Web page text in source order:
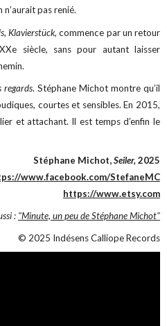
pas renié.
, Klavierstück, commence par un retour
siècle, sans pour autant laisser
regards. Stéphane Michot montre qu’il
courtes et sensibles. En 2015,
et attachant. Il est temps d’enfin le
Stéphane Michot,Seiler, 2025
www.facebook.com/StefaneMC
https://www.etsy.com
: "Minute, un peu de Stéphane Michot"
© 2025 Indésens Calliope Records